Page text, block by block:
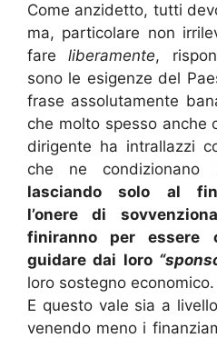
Come anzidetto, tutti
ma, particolare non
fareliberamente,
sono le esigenze del
frase assolutamente
che molto spesso anche
dirigente ha intrallazzi
che ne condizionano
lasciando solo al
l’onere di
finiranno per essere
guidare dai loro
loro sostegno economico.
E questo vale sia a
venendo meno i